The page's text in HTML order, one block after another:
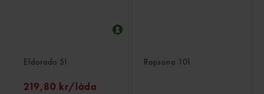
Eldorado 5l
219,80 kr/låda
Rapsona 10l